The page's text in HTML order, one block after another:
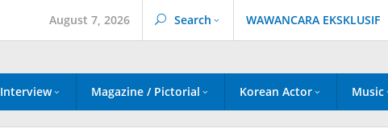
August 7, 2026 Search WAWANCARA EKSKLUSIF
Interview Magazine / Pictorial Korean Actor Music